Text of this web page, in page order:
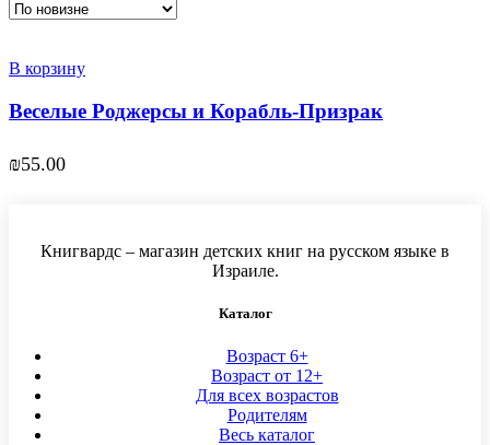
В корзину
Веселые Роджерсы и Корабль-Призрак
₪55.00
Книгвардс – магазин детских книг на русском языке в
Израиле.
Каталог
Возраст 6+
Возраст от 12+
Для всех возрастов
Родителям
Весь каталог